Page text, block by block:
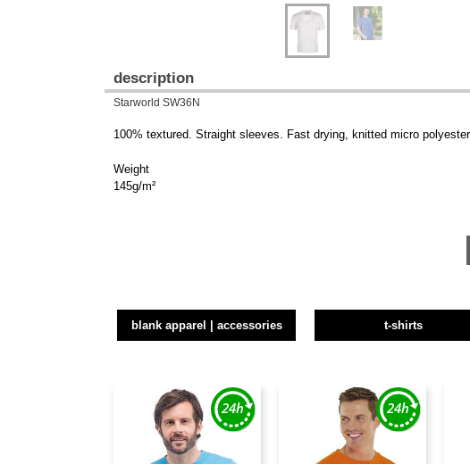
description
Starworld SW36N
100% textured. Straight sleeves. Fast drying, knitted micro
Weight
145g/m²
blank apparel | accessories t-shirts